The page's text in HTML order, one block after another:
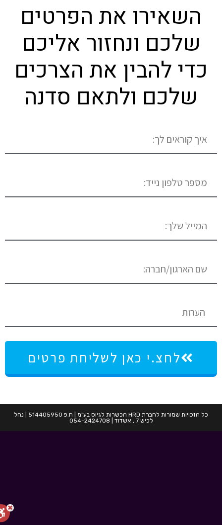
השאירו את הפרטים
שלכם ונחזור אליכם
כדי להבין את הצרכים
שלכם ולתאם סדנה
לחצ.י כאן לשליחת פרטים
כל הזכויות שמורות לחברת HRD הכשרות לגיוס בע"מ | ח.פ 514405950 | נחל
לכיש 7 , אשדוד | 054-2424708